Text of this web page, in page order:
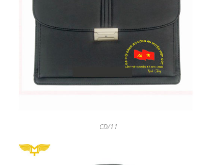
CD/11